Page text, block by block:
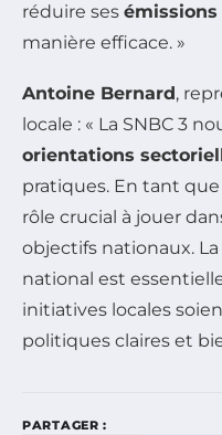
réduire ses
manière efficace. »
Antoine Bernard ,
locale : « La SNBC 3
orientations
pratiques. En tant
rôle crucial à jouer
objectifs nationaux.
national est
initiatives locales
politiques claires et
PARTAGER :